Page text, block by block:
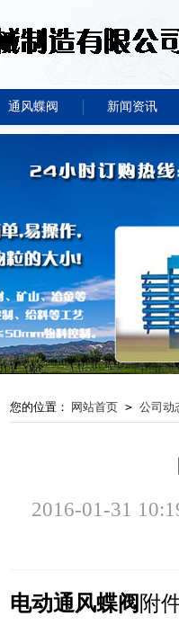
通风蝶阀 新闻资讯
您的位置： 网站首页 > 公司动
2016-01-31
电动通风蝶阀 附